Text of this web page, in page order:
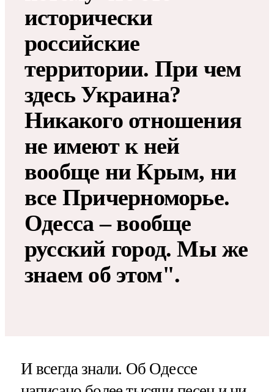
исторически
российские
территории. При чем
здесь Украина?
Никакого отношения
не имеют к ней
вообще ни Крым, ни
все Причерноморье.
Одесса – вообще
русский город. Мы же
знаем об этом".
И всегда знали. Об Одессе